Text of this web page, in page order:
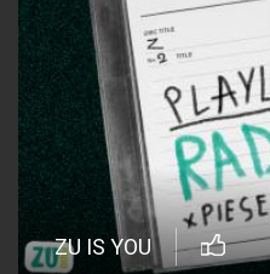
ZU IS YOU